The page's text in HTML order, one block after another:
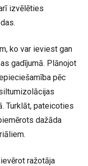
izvēlēties
ko var ieviest gan
gadījumā. Plānojot
pēc
Turklāt, pateicoties
dažāda
ražotāja